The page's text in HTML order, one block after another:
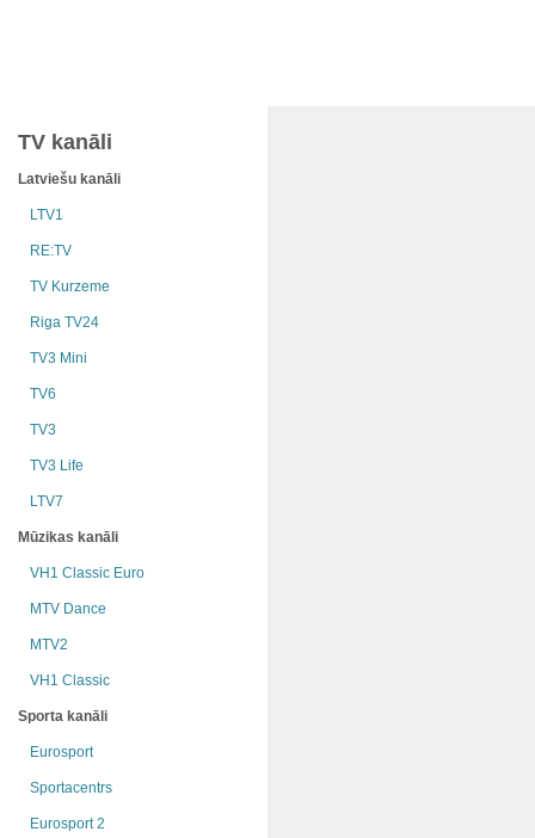
TV kanāli
Latviešu kanāli
LTV1
RE:TV
TV Kurzeme
Riga TV24
TV3 Mini
TV6
TV3
TV3 Life
LTV7
Mūzikas kanāli
VH1 Classic Euro
MTV Dance
MTV2
VH1 Classic
Sporta kanāli
Eurosport
Sportacentrs
Eurosport 2